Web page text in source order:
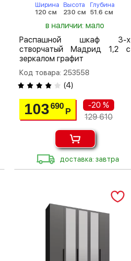
Ширина
120 см
Высота
230 см
Глубина
51.6 см
в наличии: мало
Распашной шкаф 3-х
створчатый Мадрид 1,2 с
зеркалом графит
Код товара: 253558
(4)
103690
Р
-20 %
129 610
доставка: завтра